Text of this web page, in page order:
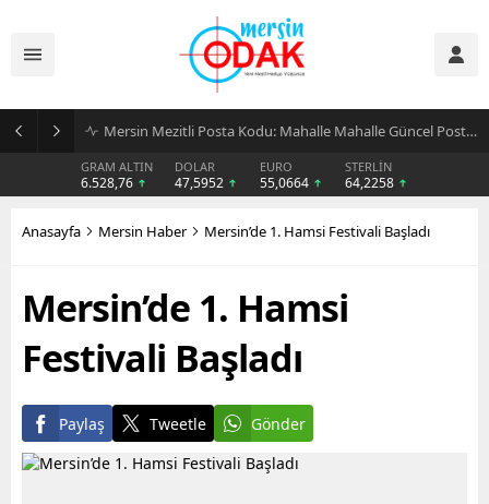
Günlük Stil İçin Erkek Sneaker Önerileri
GRAM ALTIN
6.528,76
DOLAR
47,5952
EURO
55,0664
STERLİN
64,2258
Anasayfa Mersin Haber Mersin’de 1. Hamsi Festivali Başladı
Mersin’de 1. Hamsi
Festivali Başladı
Paylaş Tweetle Gönder